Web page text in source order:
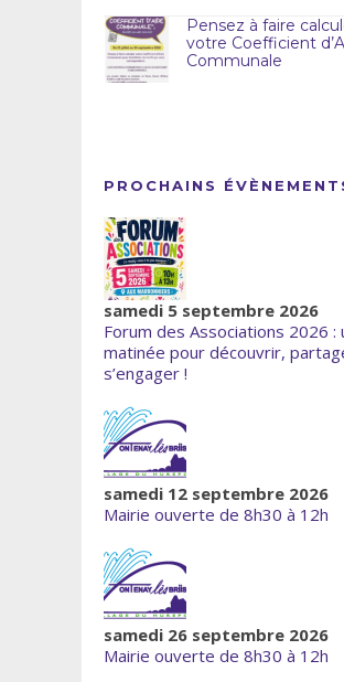
Pensez à faire
votre Coefficient
Communale
PROCHAINS
samedi 5 septembre 2026
Forum des Associations 2026 :
matinée pour découvrir,
s’engager !
samedi 12 septembre 2026
Mairie ouverte de 8h30 à 12h
samedi 26 septembre 2026
Mairie ouverte de 8h30 à 12h